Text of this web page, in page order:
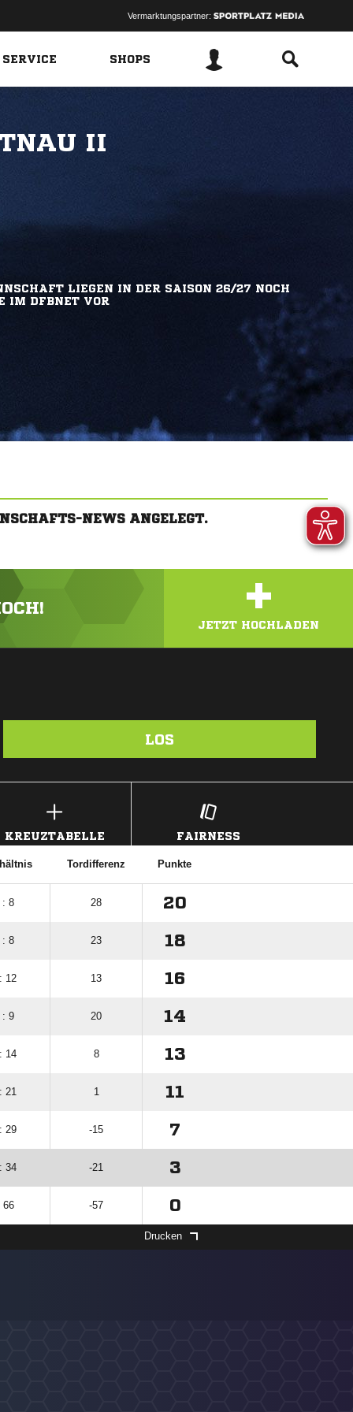
Vermarktungspartner:
SHOPS
II
LIEGEN IN DER SAISON 26/27 NOCH
IM DFBNET VOR
NEWS ANGELEGT.
+
JETZT HOCHLADEN
LOS
KREUZTABELLE FAIRNESS
Tordifferenz Punkte
: 8 28 20
: 8 23 18
12 13 16
: 9 20 14
14 8 13
21 1 11
29 -15 7
34 -21 3
66 -57 0
Drucken